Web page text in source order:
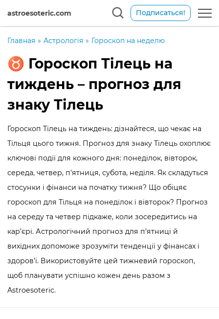
astroesoteric.com Подписаться!
Главная » Астрологія » Гороскоп на неделю
♉️ Гороскоп Тілець на
тиждень – прогноз для
знаку Тілець
Гороскоп Тілець на тиждень: дізнайтеся, що чекає на
Тільця цього тижня. Прогноз для знаку Тілець охоплює
ключові події для кожного дня: понеділок, вівторок,
середа, четвер, п’ятниця, субота, неділя. Як складуться
стосунки і фінанси на початку тижня? Що обіцяє
гороскоп для Тільця на понеділок і вівторок? Прогноз
на середу та четвер підкаже, коли зосередитись на
кар’єрі. Астрологічний прогноз для п’ятниці й
вихідних допоможе зрозуміти тенденції у фінансах і
здоров’ї. Використовуйте цей тижневий гороскоп,
щоб планувати успішно кожен день разом з
Astroesoteric.